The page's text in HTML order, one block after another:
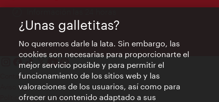
Contacto
Aviso legal
Política de privacidad de datos
¿Unas galletitas?
No queremos darle la lata. Sin embargo, las
cookies son necesarias para proporcionarte el
mejor servicio posible y para permitir el
funcionamiento de los sitios web y las
valoraciones de los usuarios, así como para
ofrecer un contenido adaptado a sus